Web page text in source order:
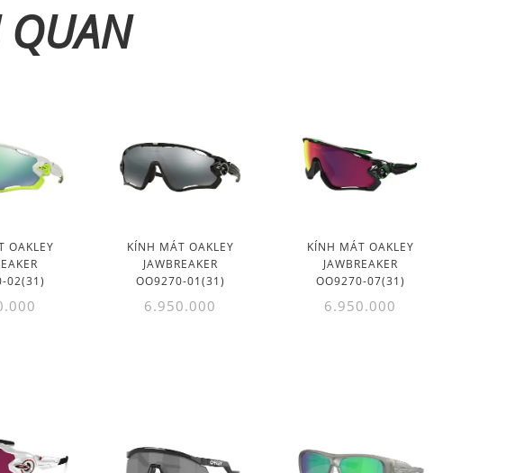
OAKLEY
02(31)
KÍNH MÁT OAKLEY
JAWBREAKER
OO9270-01(31)
6.950.000
KÍNH MÁT OAKLEY
JAWBREAKER
OO9270-07(31)
6.950.000